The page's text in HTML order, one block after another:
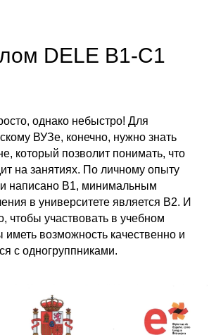
DELE B1-C1
однако небыстро! Для
ВУЗе, конечно, нужно знать
который позволит понимать, что
на занятиях. По личному опыту
и написано B1, минимальным
в университете является B2. И
чтобы участвовать в учебном
иметь возможность качественно и
с одногруппниками.